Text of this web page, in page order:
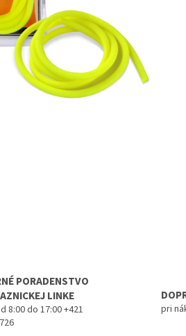
PORADENSTVO
LINKE
8:00 do 17:00 +421
pri